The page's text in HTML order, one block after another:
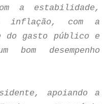
a estabilidade,
inflação, com a
do gasto público e
bom desempenho
apoiando a